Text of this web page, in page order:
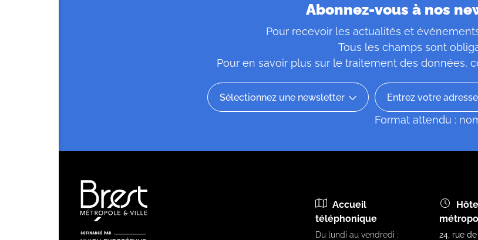
Abonnez-vous à nos
Pour recevoir les actualités et
Tous les champs sont
Pour en savoir plus sur le traitement des données,
Format attendu :
Accueil
téléphonique
Du lundi au vendredi :
24, rue